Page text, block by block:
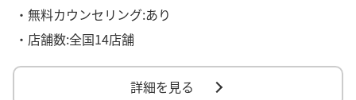
・無料カウンセリング:あり
・店舗数:全国14店舗
詳細を見る